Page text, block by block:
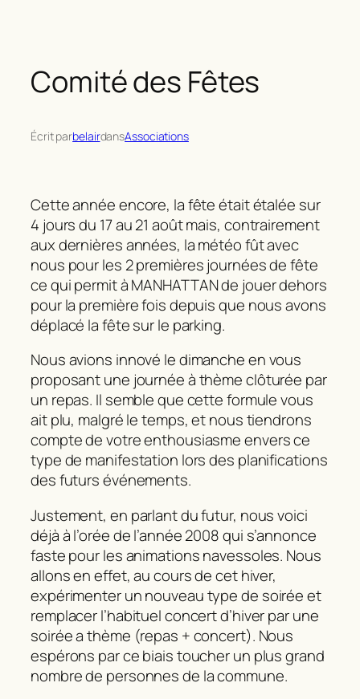
Comité des Fêtes
Écrit parbelairdansAssociations
Cette année encore, la fête était étalée sur
4 jours du 17 au 21 août mais, contrairement
aux dernières années, la météo fût avec
nous pour les 2 premières journées de fête
ce qui permit à MANHATTAN de jouer dehors
pour la première fois depuis que nous avons
déplacé la fête sur le parking.
Nous avions innové le dimanche en vous
proposant une journée à thème clôturée par
un repas. Il semble que cette formule vous
ait plu, malgré le temps, et nous tiendrons
compte de votre enthousiasme envers ce
type de manifestation lors des planifications
des futurs événements.
Justement, en parlant du futur, nous voici
déjà à l’orée de l’année 2008 qui s’annonce
faste pour les animations navessoles. Nous
allons en effet, au cours de cet hiver,
expérimenter un nouveau type de soirée et
remplacer l’habituel concert d’hiver par une
soirée a thème (repas + concert). Nous
espérons par ce biais toucher un plus grand
nombre de personnes de la commune.